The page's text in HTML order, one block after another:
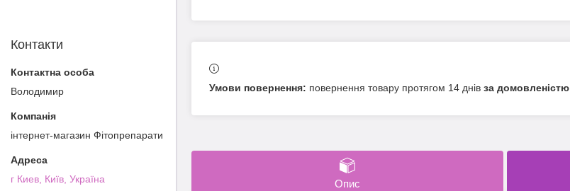
повернення товару протягом 14 днів за домовленістю
Опис
Контакти
Володимир
інтернет-магазин Фітопрепарати
г Киев, Київ, Україна